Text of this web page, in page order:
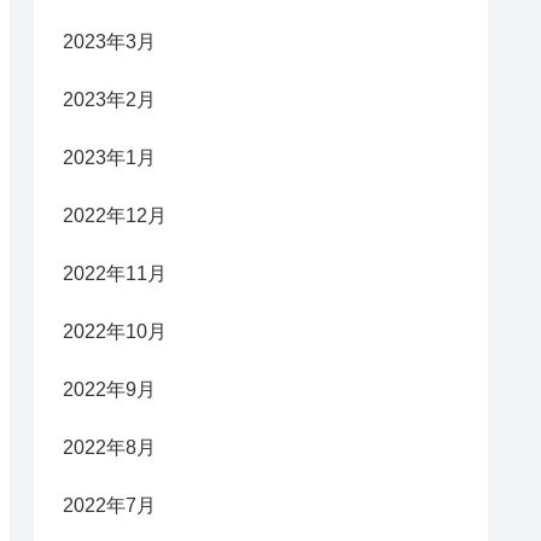
2023年3月
2023年2月
2023年1月
2022年12月
2022年11月
2022年10月
2022年9月
2022年8月
2022年7月